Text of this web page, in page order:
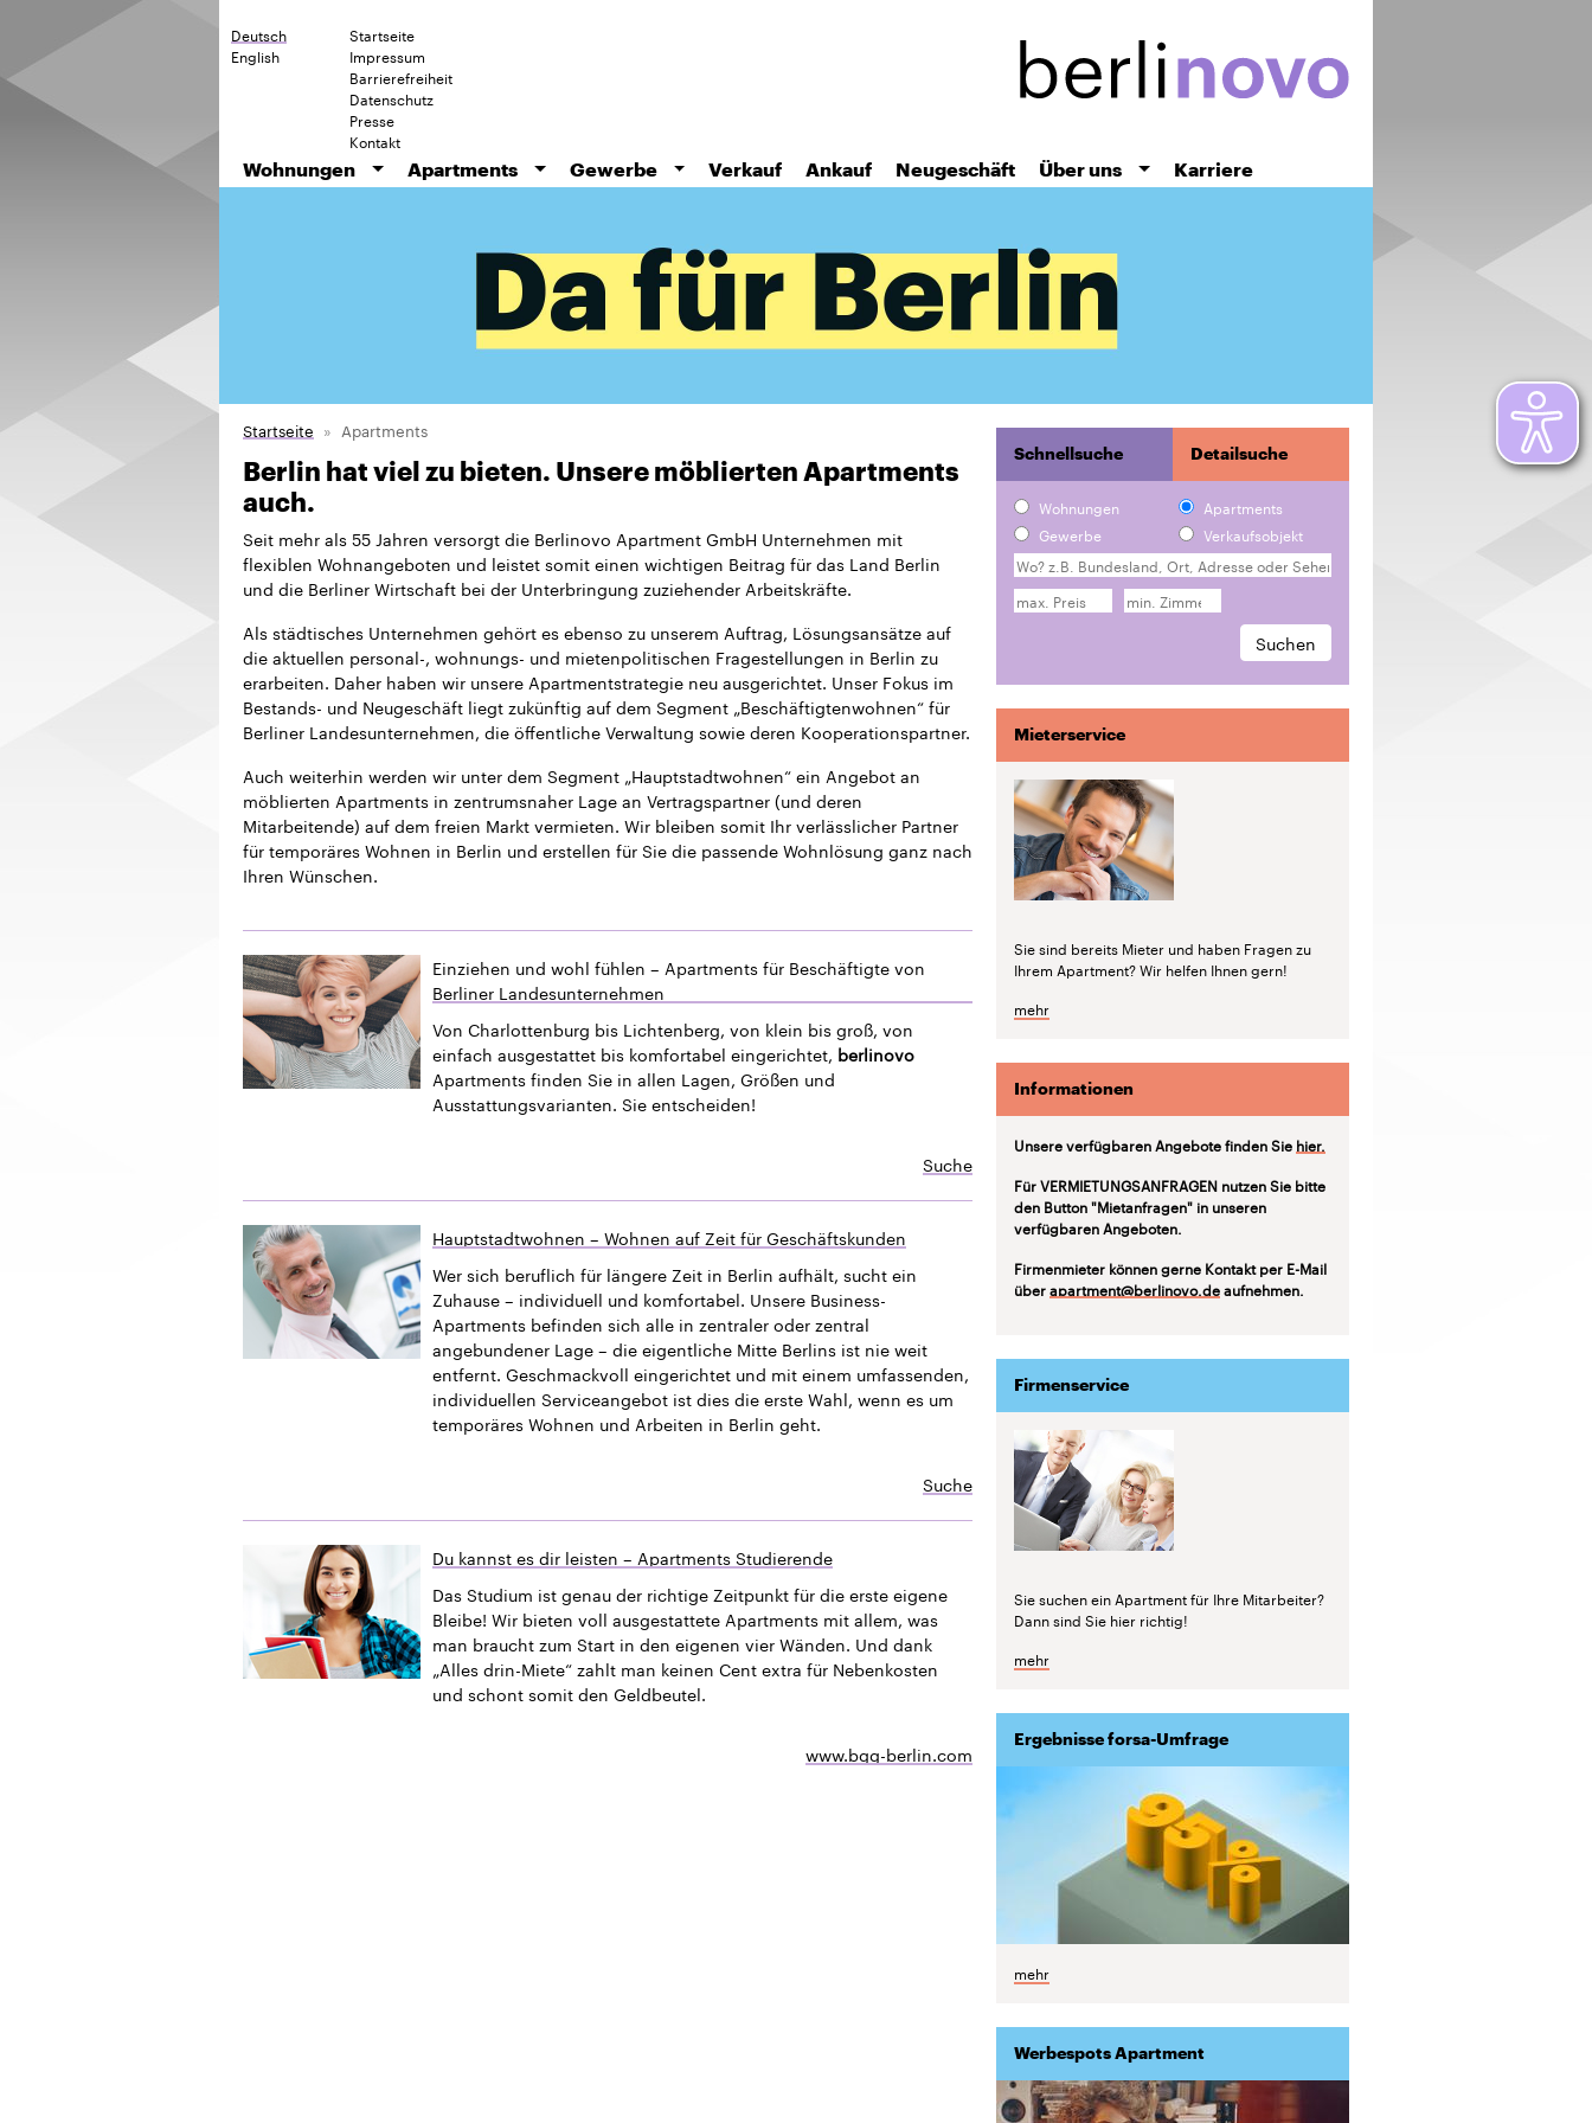
Deutsch
English
Startseite
Impressum
Barrierefreiheit
Datenschutz
Presse
Kontakt
Wohnungen
Apartments Gewerbe Verkauf Ankauf Neugeschäft Über uns Karriere
Detailsuche
Schnellsuche
Wohnungen
Apartments
Gewerbe
Verkaufsobjekt
Startseite Apartments
Berlin hat viel zu bieten. Unsere möblierten Apartments
auch.
Seit mehr als 55 Jahren versorgt die Berlinovo Apartment GmbH Unternehmen mit
flexiblen Wohnangeboten und leistet somit einen wichtigen Beitrag für das Land Berlin
und die Berliner Wirtschaft bei der Unterbringung zuziehender Arbeitskräfte.
Als städtisches Unternehmen gehört es ebenso zu unserem Auftrag, Lösungsansätze auf
die aktuellen personal-, wohnungs- und mietenpolitischen Fragestellungen in Berlin zu
erarbeiten. Daher haben wir unsere Apartmentstrategie neu ausgerichtet. Unser Fokus im
Bestands- und Neugeschäft liegt zukünftig auf dem Segment „Beschäftigtenwohnen“ für
Berliner Landesunternehmen, die öffentliche Verwaltung sowie deren Kooperationspartner.
Auch weiterhin werden wir unter dem Segment „Hauptstadtwohnen“ ein Angebot an
möblierten Apartments in zentrumsnaher Lage an Vertragspartner (und deren
Mitarbeitende) auf dem freien Markt vermieten. Wir bleiben somit Ihr verlässlicher Partner
für temporäres Wohnen in Berlin und erstellen für Sie die passende Wohnlösung ganz nach
Ihren Wünschen.
Einziehen und wohl fühlen – Apartments für Beschäftigte von
Berliner Landesunternehmen
Von Charlottenburg bis Lichtenberg, von klein bis groß, von
einfach ausgestattet bis komfortabel eingerichtet, berlinovo
Apartments finden Sie in allen Lagen, Größen und
Ausstattungsvarianten. Sie entscheiden!
Suche
Hauptstadtwohnen – Wohnen auf Zeit für Geschäftskunden
Wer sich beruflich für längere Zeit in Berlin aufhält, sucht ein
Zuhause – individuell und komfortabel. Unsere Business-
Apartments befinden sich alle in zentraler oder zentral
angebundener Lage – die eigentliche Mitte Berlins ist nie weit
entfernt. Geschmackvoll eingerichtet und mit einem umfassenden,
individuellen Serviceangebot ist dies die erste Wahl, wenn es um
temporäres Wohnen und Arbeiten in Berlin geht.
Suche
Du kannst es dir leisten – Apartments Studierende
Das Studium ist genau der richtige Zeitpunkt für die erste eigene
Bleibe! Wir bieten voll ausgestattete Apartments mit allem, was
man braucht zum Start in den eigenen vier Wänden. Und dank
„Alles drin-Miete“ zahlt man keinen Cent extra für Nebenkosten
und schont somit den Geldbeutel.
www.bgg-berlin.com
Mieterservice
Sie sind bereits Mieter und haben Fragen zu
Ihrem Apartment? Wir helfen Ihnen gern!
mehr
Informationen
Unsere verfügbaren Angebote finden Sie hier.
Für VERMIETUNGSANFRAGEN nutzen Sie bitte
den Button "Mietanfragen" in unseren
verfügbaren Angeboten.
Firmenmieter können gerne Kontakt per E-Mail
überapartment@berlinovo.deaufnehmen.
Firmenservice
Sie suchen ein Apartment für Ihre Mitarbeiter?
Dann sind Sie hier richtig!
mehr
Ergebnisse forsa-Umfrage
mehr
Werbespots Apartment